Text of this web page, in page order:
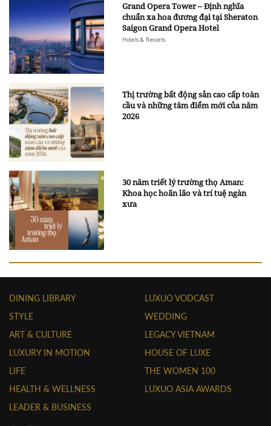
Grand Opera Tower – Định nghĩa
chuẩn xa hoa đương đại tại Sheraton
Saigon Grand Opera Hotel
Hotels & Resorts
Thị trường bất động sản cao cấp toàn
cầu và những tâm điểm mới của năm
2026
30 năm triết lý trường thọ Aman:
Khoa học hoãn lão và trí tuệ ngàn
xưa
DINING LIBRARY
STYLE
ART & CULTURE
LUXURY IN MOTION
LIFE
HEALTH & WELLNESS
LEADER & BUSINESS
LUXUO VODCAST
WEDDING
LEGACY VIETNAM
HOUSE OF LUXE
THE WOMEN 100
LUXUO ASIA AWARDS